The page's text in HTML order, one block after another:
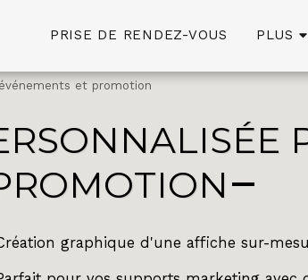
PRISE DE RENDEZ-VOUS PLUS
et promotion
Création graphique d'une affiche sur-